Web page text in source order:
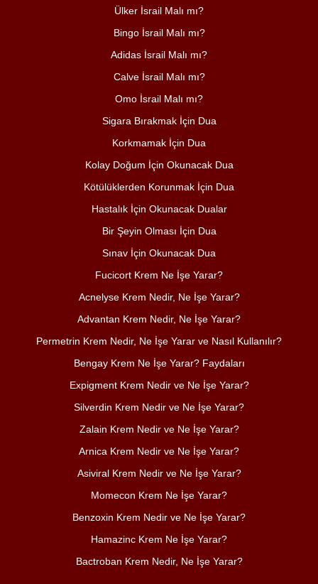
Ülker İsrail Malı mı?
Bingo İsrail Malı mı?
Adidas İsrail Malı mı?
Calve İsrail Malı mı?
Omo İsrail Malı mı?
Sigara Bırakmak İçin Dua
Korkmamak İçin Dua
Kolay Doğum İçin Okunacak Dua
Kötülüklerden Korunmak İçin Dua
Hastalık İçin Okunacak Dualar
Bir Şeyin Olması İçin Dua
Sınav İçin Okunacak Dua
Fucicort Krem Ne İşe Yarar?
Acnelyse Krem Nedir, Ne İşe Yarar?
Advantan Krem Nedir, Ne İşe Yarar?
Permetrin Krem Nedir, Ne İşe Yarar ve Nasıl Kullanılır?
Bengay Krem Ne İşe Yarar? Faydaları
Expigment Krem Nedir ve Ne İşe Yarar?
Silverdin Krem Nedir ve Ne İşe Yarar?
Zalain Krem Nedir ve Ne İşe Yarar?
Arnica Krem Nedir ve Ne İşe Yarar?
Asiviral Krem Nedir ve Ne İşe Yarar?
Momecon Krem Ne İşe Yarar?
Benzoxin Krem Nedir ve Ne İşe Yarar?
Hamazinc Krem Ne İşe Yarar?
Bactroban Krem Nedir, Ne İşe Yarar?